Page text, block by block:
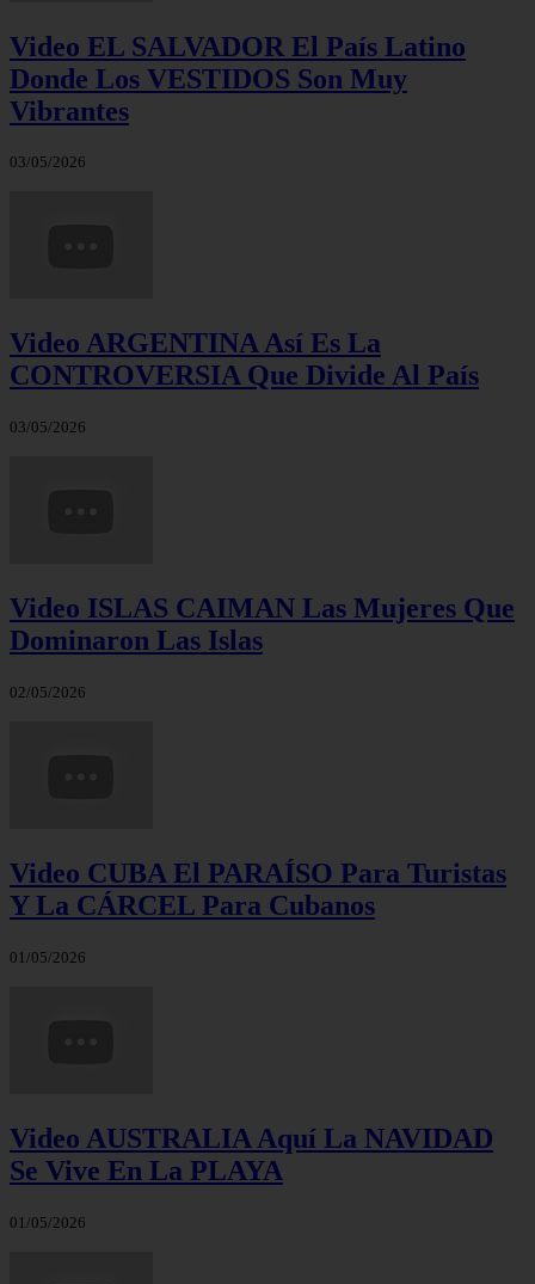
Video EL SALVADOR El País Latino
Donde Los VESTIDOS Son Muy
Vibrantes
03/05/2026
Video ARGENTINA Así Es La
CONTROVERSIA Que Divide Al País
03/05/2026
Video ISLAS CAIMAN Las Mujeres Que
Dominaron Las Islas
02/05/2026
Video CUBA El PARAÍSO Para Turistas
Y La CÁRCEL Para Cubanos
01/05/2026
Video AUSTRALIA Aquí La NAVIDAD
Se Vive En La PLAYA
01/05/2026